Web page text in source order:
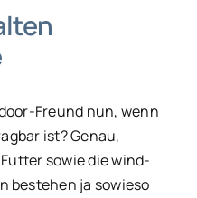
Freund nun, wenn
ist? Genau,
sowie die wind-
bestehen ja sowieso